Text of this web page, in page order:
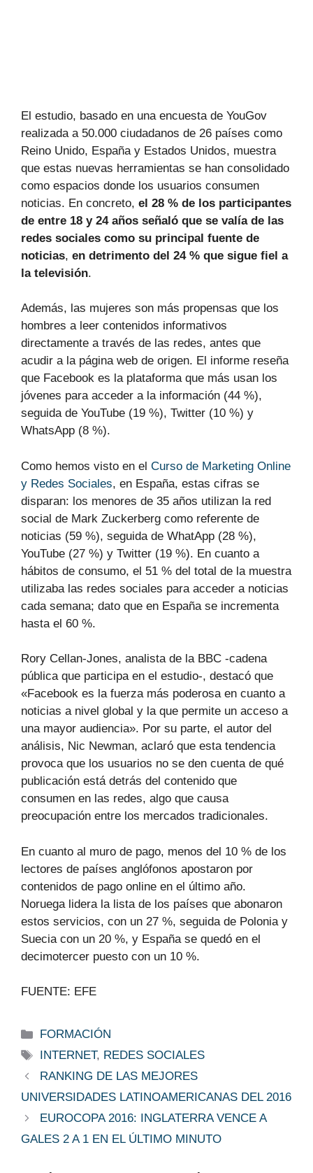
El estudio, basado en una encuesta de YouGov
realizada a 50.000 ciudadanos de 26 países como
Reino Unido, España y Estados Unidos, muestra
que estas nuevas herramientas se han consolidado
como espacios donde los usuarios consumen
noticias. En concreto, el 28 % de los participantes
de entre 18 y 24 años señaló que se valía de las
redes sociales como su principal fuente de
noticias, en detrimento del 24 % que sigue fiel a
la televisión.
Además, las mujeres son más propensas que los
hombres a leer contenidos informativos
directamente a través de las redes, antes que
acudir a la página web de origen. El informe reseña
que Facebook es la plataforma que más usan los
jóvenes para acceder a la información (44 %),
seguida de YouTube (19 %), Twitter (10 %) y
WhatsApp (8 %).
Como hemos visto en el Curso de Marketing Online
y Redes Sociales, en España, estas cifras se
disparan: los menores de 35 años utilizan la red
social de Mark Zuckerberg como referente de
noticias (59 %), seguida de WhatApp (28 %),
YouTube (27 %) y Twitter (19 %). En cuanto a
hábitos de consumo, el 51 % del total de la muestra
utilizaba las redes sociales para acceder a noticias
cada semana; dato que en España se incrementa
hasta el 60 %.
Rory Cellan-Jones, analista de la BBC -cadena
pública que participa en el estudio-, destacó que
«Facebook es la fuerza más poderosa en cuanto a
noticias a nivel global y la que permite un acceso a
una mayor audiencia». Por su parte, el autor del
análisis, Nic Newman, aclaró que esta tendencia
provoca que los usuarios no se den cuenta de qué
publicación está detrás del contenido que
consumen en las redes, algo que causa
preocupación entre los mercados tradicionales.
En cuanto al muro de pago, menos del 10 % de los
lectores de países anglófonos apostaron por
contenidos de pago online en el último año.
Noruega lidera la lista de los países que abonaron
estos servicios, con un 27 %, seguida de Polonia y
Suecia con un 20 %, y España se quedó en el
decimotercer puesto con un 10 %.
FUENTE: EFE
Categorías
FORMACIÓN
Etiquetas
INTERNET, REDES SOCIALES
RANKING DE LAS MEJORES
UNIVERSIDADES LATINOAMERICANAS DEL 2016
EUROCOPA 2016: INGLATERRA VENCE A
GALES 2 A 1 EN EL ÚLTIMO MINUTO